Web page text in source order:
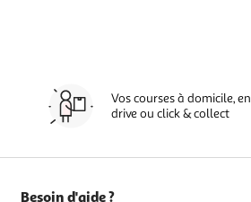
Vos courses à domicile, en
drive ou click & collect
Besoin d'aide ?